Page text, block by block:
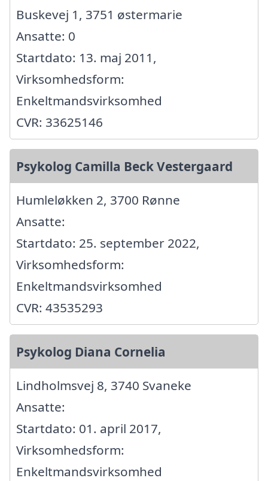
Buskevej 1, 3751 østermarie
Ansatte: 0
Startdato: 13. maj 2011,
Virksomhedsform:
Enkeltmandsvirksomhed
CVR: 33625146
Psykolog Camilla Beck Vestergaard
Humleløkken 2, 3700 Rønne
Ansatte:
Startdato: 25. september 2022,
Virksomhedsform:
Enkeltmandsvirksomhed
CVR: 43535293
Psykolog Diana Cornelia
Lindholmsvej 8, 3740 Svaneke
Ansatte:
Startdato: 01. april 2017,
Virksomhedsform:
Enkeltmandsvirksomhed